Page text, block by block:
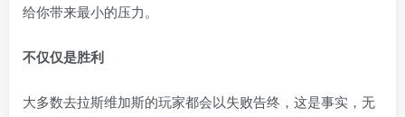
给你带来最小的压力。
不仅仅是胜利
大多数去拉斯维加斯的玩家都会以失败告终，这是事实，无